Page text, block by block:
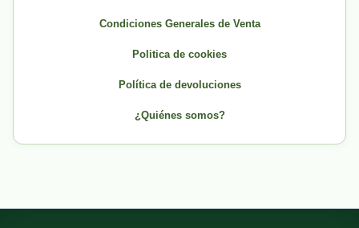
Condiciones Generales de Venta
Politica de cookies
Política de devoluciones
¿Quiénes somos?